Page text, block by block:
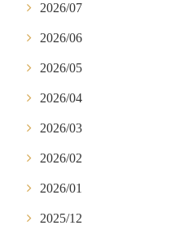
2026/07
2026/06
2026/05
2026/04
2026/03
2026/02
2026/01
2025/12